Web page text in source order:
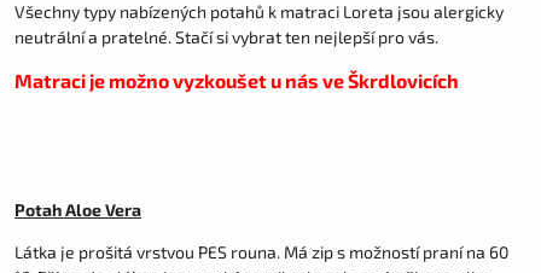
Všechny typy nabízených potahů k matraci Loreta jsou alergicky
neutrální a pratelné. Stačí si vybrat ten nejlepší pro vás.
Matraci je možno vyzkoušet u nás ve Škrdlovicích
Potah Aloe Vera
Látka je prošitá vrstvou PES rouna. Má zip s možností praní na 60